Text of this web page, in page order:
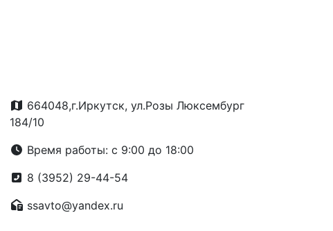
664048,г.Иркутск, ул.Розы Люксембург
184/10
Время работы: с 9:00 до 18:00
8 (3952) 29-44-54
ssavto@yandex.ru